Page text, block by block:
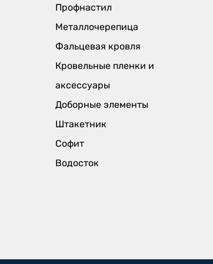
Профнастил
Металлочерепица
Фальцевая кровля
Кровельные пленки и
аксессуары
Доборные элементы
Штакетник
Софит
Водосток